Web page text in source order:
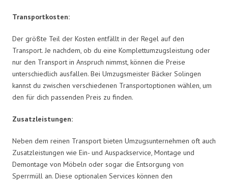
Transportkosten:
Der größte Teil der Kosten entfällt in der Regel auf den
Transport. Je nachdem, ob du eine Komplettumzugsleistung oder
nur den Transport in Anspruch nimmst, können die Preise
unterschiedlich ausfallen. Bei Umzugsmeister Bäcker Solingen
kannst du zwischen verschiedenen Transportoptionen wählen, um
den für dich passenden Preis zu finden.
Zusatzleistungen:
Neben dem reinen Transport bieten Umzugsunternehmen oft auch
Zusatzleistungen wie Ein- und Auspackservice, Montage und
Demontage von Möbeln oder sogar die Entsorgung von
Sperrmüll an. Diese optionalen Services können den